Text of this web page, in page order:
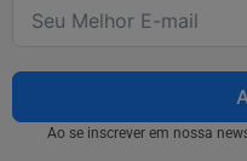
Ao se inscrever em nossa